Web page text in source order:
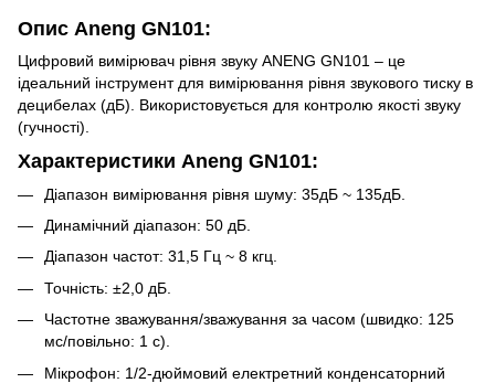
Опис Aneng GN101:
Цифровий вимірювач рівня звуку ANENG GN101 – це
ідеальний інструмент для вимірювання рівня звукового тиску в
децибелах (дБ). Використовується для контролю якості звуку
(гучності).
Характеристики Aneng GN101:
Діапазон вимірювання рівня шуму: 35дБ ~ 135дБ.
Динамічний діапазон: 50 дБ.
Діапазон частот: 31,5 Гц ~ 8 кгц.
Точність: ±2,0 дБ.
Частотне зважування/зважування за часом (швидко: 125
мс/повільно: 1 с).
Мікрофон: 1/2-дюймовий електретний конденсаторний